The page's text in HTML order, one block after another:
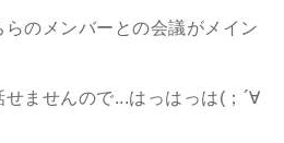
のメンバーとの会議がメイン
ませんので...はっはっは(；´∀